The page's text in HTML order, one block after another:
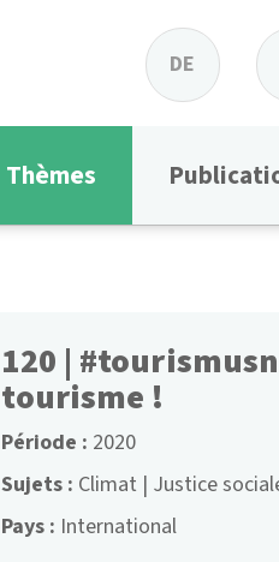
DE
Thèmes
120 |
tourisme !
Période 2020
Sujets Climat Justice
Pays International